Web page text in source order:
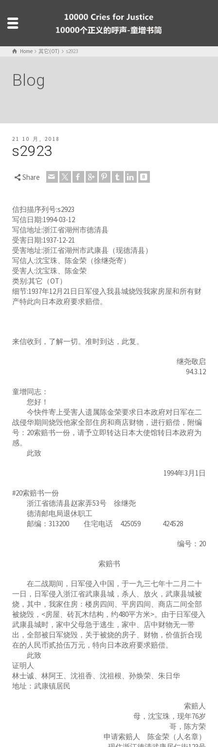
Home 其它(OT) s2923
Blog
21 10 月, 2018
s2923
Share
信扫描序列号:s2923
写信日期:1994-03-12
写信地址:浙江省湖州市德清县
受害日期:1937-12-21
受害地址:浙江省湖州市武康县（现德清县）
写信人:沈宝珠、陈金荣（徐继尧寄）
受害人:沈宝珠、陈金荣
类别:其它（OT）
细节:1937年12月21日日军侵入我县城烧毁我家房屋和所有财
产特此向日本政府要求赔偿。
来信收到，了解一切。准时到达，此复。
继尧敬启
94.3.12
童增同志：
您好！
今快件寄上受害人遗属陈金荣要求日本政府对日军在二
战侵华期间烧毁他家全部住房和商店财物，进行赔偿，附编
号：20索赔书一份，请予立即转达日本大使馆转日本政府为
感。
此致
1994年3月1日
#20索赔书一份
浙江省德清县赵家弄53号 徐继尧
德清邮电局退休职工
邮编：313200 住宅电话 425059 424528
编号：20
索赔书
在二战期间，日军侵入中国，于一九三七年十二月二十
一日，日军侵入浙江省武康县城，杀人、放火，武康县城被
烧，其中，我家住房：楼房四间、平房四间、商店二间全部
被烧毁，<房屋、砖瓦木结构，约480平方米>。由于日军侵入
武康县城时，家中父母急于逃生，家中、店中财物无一带
出，全部被日军烧毁，关于被烧的房子、财物，价值折合现
在的人民币贰拾伍万元，特向日本政府要求赔偿。
此致
证明人
林士诚、林阿王、沈祖香、沈祖根、孙焕荣、朱日华
地址：武康镇居民
索赔人
母，沈宝珠，现年76岁
哥，陈方荣
申请索赔人 陈金荣（人名章）